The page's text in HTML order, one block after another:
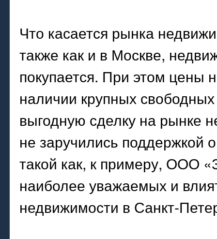
Что касается рынка
также как и в Москве,
покупается. При этом цены
наличии крупных
выгодную сделку на рынке
не заручились поддержкой
такой как, к примеру, ООО
наиболее уважаемых и
недвижимости в Санкт-